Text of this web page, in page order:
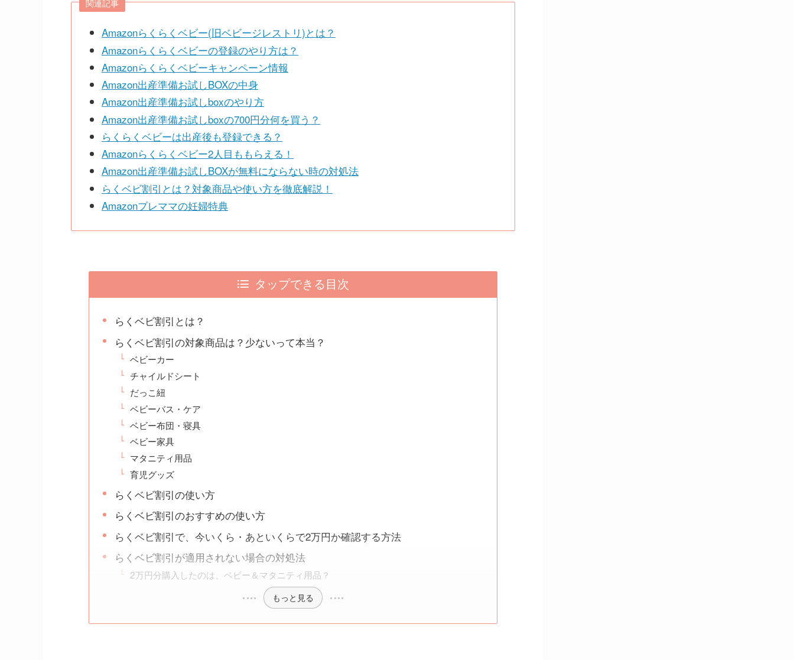
関連記事
Amazonらくらくベビー(旧ベビージレストリ)とは？
Amazonらくらくベビーの登録のやり方は？
Amazonらくらくベビーキャンペーン情報
Amazon出産準備お試しBOXの中身
Amazon出産準備お試しboxのやり方
Amazon出産準備お試しboxの700円分何を買う？
らくらくベビーは出産後も登録できる？
Amazonらくらくベビー2人目ももらえる！
Amazon出産準備お試しBOXが無料にならない時の対処法
らくベビ割引とは？対象商品や使い方を徹底解説！
Amazonプレママの妊婦特典
タップできる目次
らくベビ割引とは？
らくベビ割引の対象商品は？少ないって本当？
ベビーカー
チャイルドシート
だっこ紐
ベビーバス・ケア
ベビー布団・寝具
ベビー家具
マタニティ用品
育児グッズ
らくベビ割引の使い方
らくベビ割引のおすすめの使い方
らくベビ割引で、今いくら・あといくらで2万円か確認する方法
らくベビ割引が適用されない場合の対処法
2万円分購入したのは、ベビー＆マタニティ用品？
もっと見る